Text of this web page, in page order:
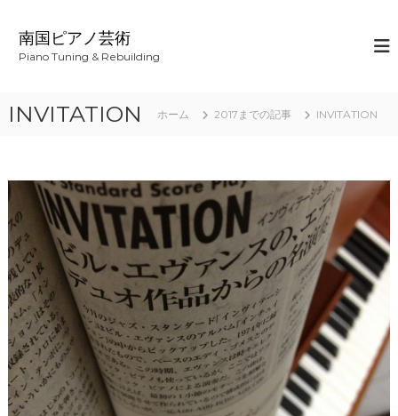
ス
南国ピアノ芸術
Piano Tuning & Rebuilding
INVITATION ホーム 2017までの記事 INVITATION